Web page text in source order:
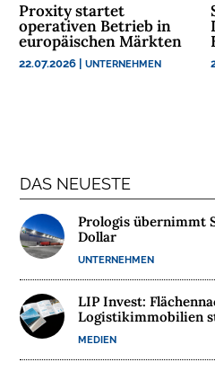
N
T
E
N
W
E
I
N
Proxity startet
operativen Betrieb in
europäischen Märkten
22.07.2026 |UNTERNEHMEN
DAS NEUESTE
Prologis übernimmt
Dollar
UNTERNEHMEN
LIP Invest:
Logistikimmobilien
MEDIEN